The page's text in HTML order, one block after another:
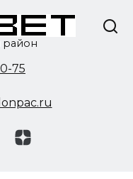
район
75